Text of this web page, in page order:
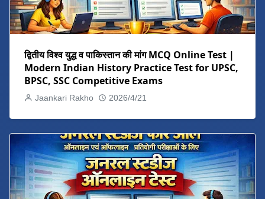
द्वितीय विश्व युद्ध व पाकिस्तान की मांग MCQ Online Test |
Modern Indian History Practice Test for UPSC,
BPSC, SSC Competitive Exams
Jaankari Rakho 2026/4/21